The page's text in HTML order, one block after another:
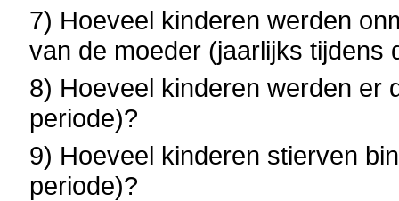
7) Hoeveel kinderen werden
van de moeder (jaarlijks tijdens
8) Hoeveel kinderen werden er
periode)?
9) Hoeveel kinderen stierven
periode)?